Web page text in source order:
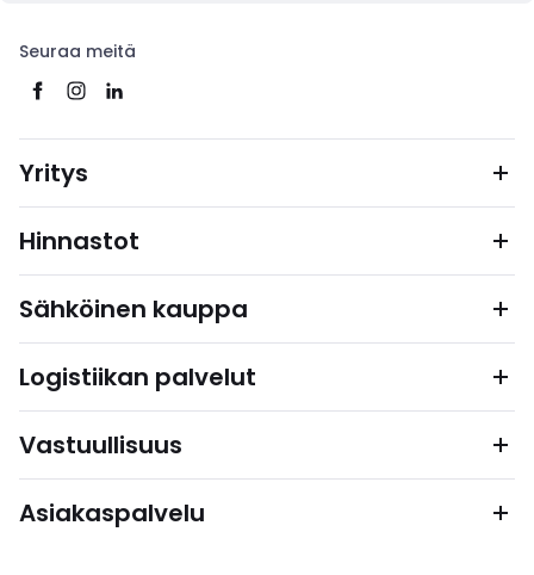
Seuraa meitä
Yritys
Hinnastot
Sähköinen kauppa
Logistiikan palvelut
Vastuullisuus
Asiakaspalvelu